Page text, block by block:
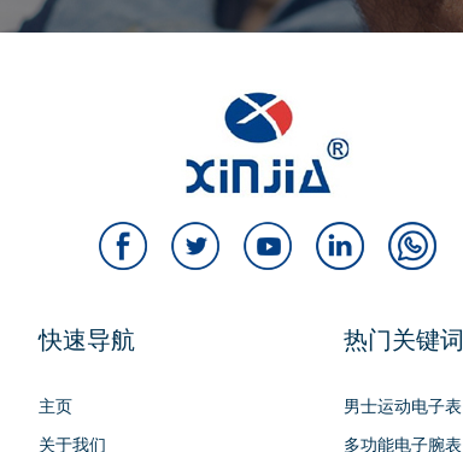
快速导航
主页
关于我们
热门关键词
男士运动电子表
多功能电子腕表